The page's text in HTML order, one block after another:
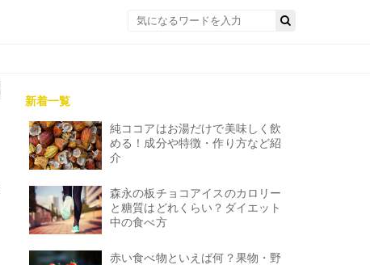
新着一覧
純ココアはお湯だけで美味しく飲
める！成分や特徴・作り方など紹
介
森永の板チョコアイスのカロリー
と糖質はどれくらい？ダイエット
中の食べ方
赤い食べ物といえば何？果物・野